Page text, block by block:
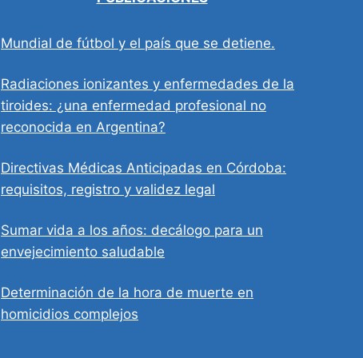
Mundial de fútbol y el país que se detiene.
Radiaciones ionizantes y enfermedades de la
tiroides: ¿una enfermedad profesional no
reconocida en Argentina?
Directivas Médicas Anticipadas en Córdoba:
requisitos, registro y validez legal
Sumar vida a los años: decálogo para un
envejecimiento saludable
Determinación de la hora de muerte en
homicidios complejos